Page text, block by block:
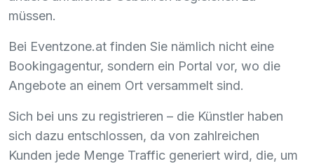
müssen.
Bei Eventzone.at finden Sie nämlich nicht eine
Bookingagentur, sondern ein Portal vor, wo die
Angebote an einem Ort versammelt sind.
Sich bei uns zu registrieren – die Künstler haben
sich dazu entschlossen, da von zahlreichen
Kunden jede Menge Traffic generiert wird, die, um